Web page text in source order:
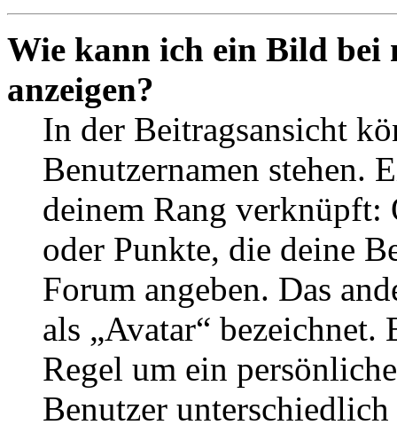
Wie kann ich ein Bild bei
anzeigen?
In der Beitragsansicht
Benutzernamen stehen.
deinem Rang verknüpft:
oder Punkte, die deine
Forum angeben. Das
als „Avatar“
Regel um ein
Benutzer